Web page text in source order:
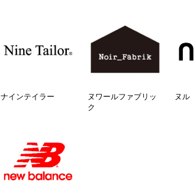
ナインテイラー
ヌワールファブリッ
ク
ヌル